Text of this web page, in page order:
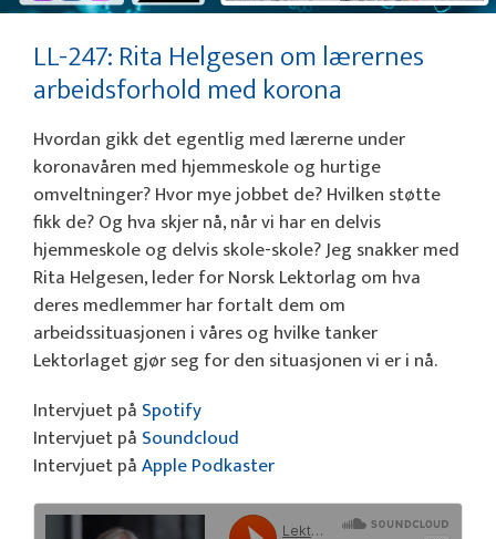
LL-247: Rita Helgesen om lærernes
arbeidsforhold med korona
Hvordan gikk det egentlig med lærerne under
koronavåren med hjemmeskole og hurtige
omveltninger? Hvor mye jobbet de? Hvilken støtte
fikk de? Og hva skjer nå, når vi har en delvis
hjemmeskole og delvis skole-skole? Jeg snakker med
Rita Helgesen, leder for Norsk Lektorlag om hva
deres medlemmer har fortalt dem om
arbeidssituasjonen i våres og hvilke tanker
Lektorlaget gjør seg for den situasjonen vi er i nå.
Intervjuet på Spotify
Intervjuet på Soundcloud
Intervjuet påApple Podkaster